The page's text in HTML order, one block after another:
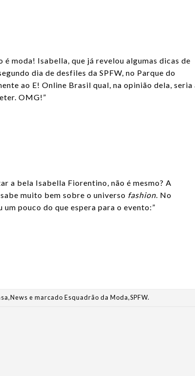
moda! Isabella, que já revelou algumas dicas de
dia de desfiles da SPFW, no Parque do
ao E! Online Brasil qual, na opinião dela, seria
OMG!”
a bela Isabella Fiorentino, não é mesmo? A
muito bem sobre o universo fashion . No
um pouco do que espera para o evento:”
,News e marcado Esquadrão da Moda,SPFW.